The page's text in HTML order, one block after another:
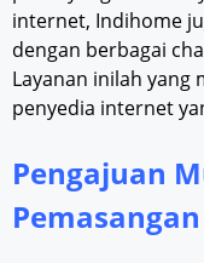
internet, Indihome
dengan berbagai
Layanan inilah
penyedia internet
Pengajuan
Pemasangan